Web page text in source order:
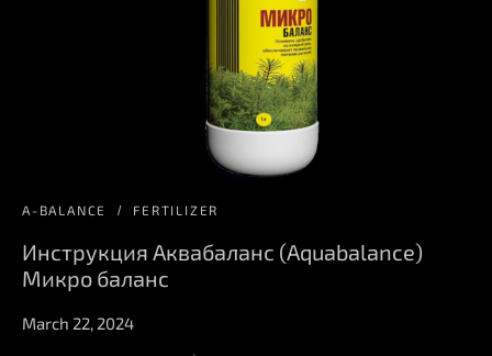
A-BALANCE FERTILIZER
Инструкция Аквабаланс (Aquabalance)
Микро баланс
March 22, 2024